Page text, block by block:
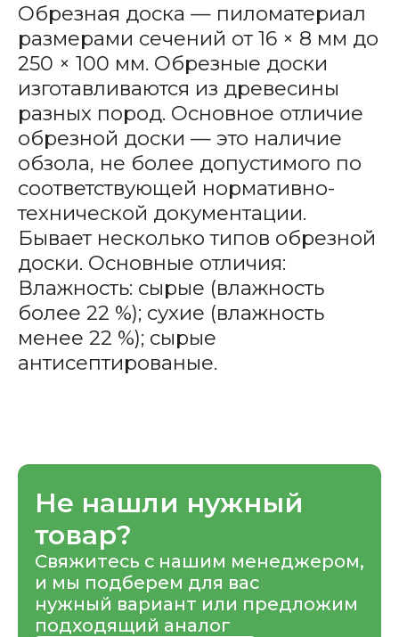
Обрезная доска — пиломатериал
размерами сечений от 16 × 8 мм до
250 × 100 мм. Обрезные доски
изготавливаются из древесины
разных пород. Основное отличие
обрезной доски — это наличие
обзола, не более допустимого по
соответствующей нормативно-
технической документации.
Бывает несколько типов обрезной
доски. Основные отличия:
Влажность: сырые (влажность
более 22 %); сухие (влажность
менее 22 %); сырые
антисептированые.
Не нашли нужный
товар?
Свяжитесь с нашим менеджером,
и мы подберем для вас
нужный вариант или предложим
подходящий аналог